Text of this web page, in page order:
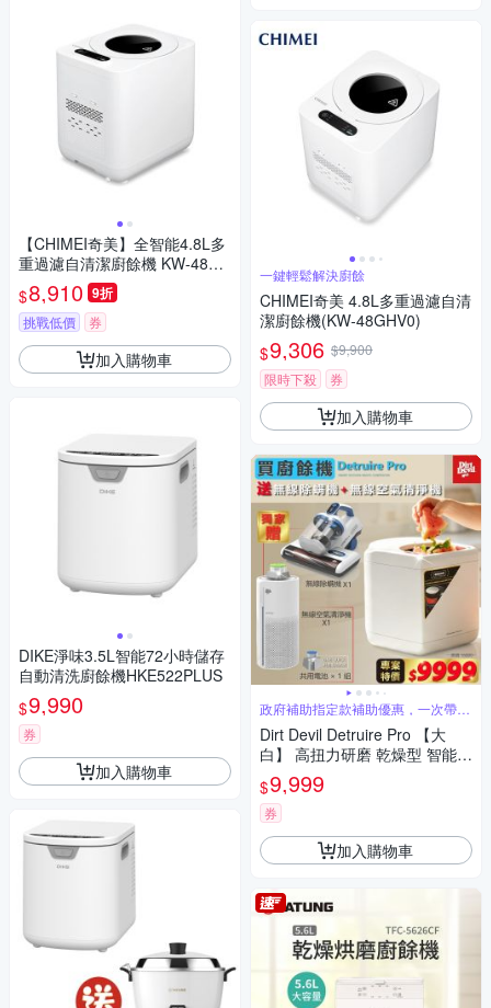
【CHIMEI奇美】全智能4.8L多
重過濾自清潔廚餘機 KW-48GH
V0
$8,910 9折
挑戰低價 券
加入購物車
DIKE淨味3.5L智能72小時儲存
自動清洗廚餘機HKE522PLUS
$9,990
券
加入購物車
一鍵輕鬆解決廚餘
CHIMEI奇美 4.8L多重過濾自清
潔廚餘機(KW-48GHV0)
$9,306 $9,900
限時下殺
券
加入購物車
政府補助指定款補助優惠，一次帶走
3台
Dirt Devil Detruire Pro 【大
白】 高扭力研磨 乾燥型 智能偵
測廚餘機 ANS801
$9,999
券
加入購物車